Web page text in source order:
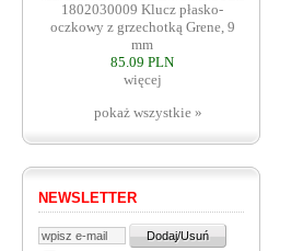
1802030009 Klucz płasko-
oczkowy z grzechotką Grene, 9
mm
85.09 PLN
więcej
pokaż wszystkie »
NEWSLETTER